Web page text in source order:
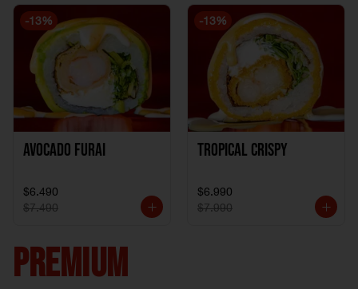
-13%
Avocado Furai
$6.490
$7.490
-13%
Tropical crispy
$6.990
$7.990
PREMIUM